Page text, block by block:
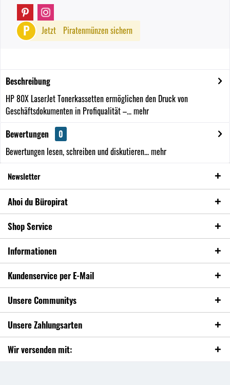
P Jetzt Piratenmünzen sichern
Beschreibung
HP 80X LaserJet Tonerkassetten ermöglichen den Druck von
Geschäftsdokumenten in Profiqualität –...mehr
Bewertungen
0
Bewertungen lesen, schreiben und diskutieren...mehr
Newsletter
Ahoi du Büropirat
Shop Service
Informationen
Kundenservice per E-Mail
Unsere Communitys
Unsere Zahlungsarten
Wir versenden mit: